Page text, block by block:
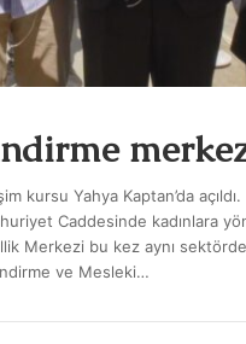
kursu Yahya Kaptan’da
Caddesinde kadınlara
Merkezi bu kez aynı
ve Mesleki…